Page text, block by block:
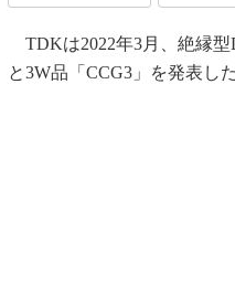
ズ編
「SPICEの仕
計測器メーカ
USB Type-Cの
TDKは2022年3月、絶縁型
と3W品「CCG3」を発表し